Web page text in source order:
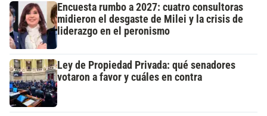
Encuesta rumbo a 2027: cuatro consultoras
midieron el desgaste de Milei y la crisis de
liderazgo en el peronismo
Ley de Propiedad Privada: qué senadores
votaron a favor y cuáles en contra